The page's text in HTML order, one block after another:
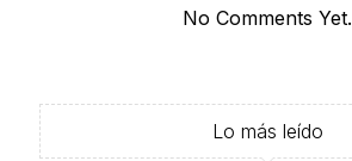
No Comments Yet.
Lo más leído